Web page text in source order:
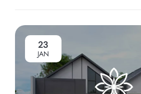
23
JAN